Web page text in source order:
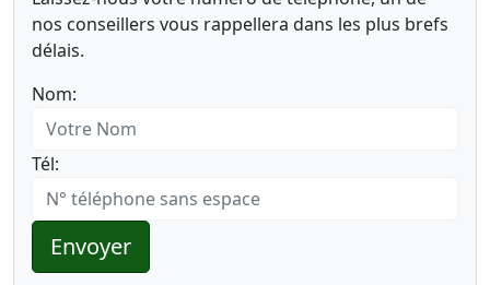
nos conseillers vous rappellera dans les plus brefs
délais.
Nom:
Tél:
Envoyer